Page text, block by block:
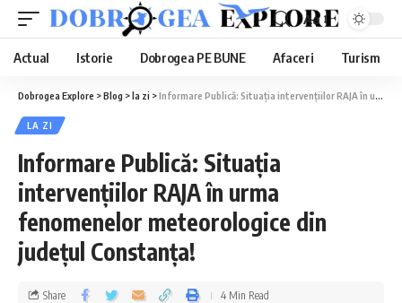
Aa
Actual Istorie Dobrogea PE BUNE Afaceri Turism
Dobrogea Explore >Blog >la zi >Informare Publică: Situația intervențiilor RAJA în urma fenomenelor meteorologice din județul Constanța!
LA ZI
Informare Publică: Situația
intervențiilor RAJA în urma
fenomenelor meteorologice din
județul Constanța!
Share 4 Min Read